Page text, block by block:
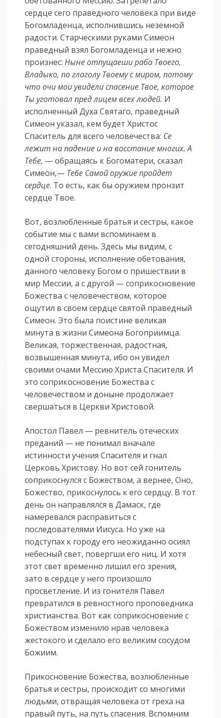
сердце сего праведного человека при виде
Богомладенца, исполнившись неземной
радости. Старческими руками Симеон
праведный взял Богомладенца и нежно
произнес:Ныне отпущаеши раба Твоего,
Владыко, по глаголу Твоему с миром, потому
что очи мои увидели спасение Твое, которое
Ты уготовал пред лицем всех людей. И
исполненный Духа Святаго, праведный
Симеон указал, кем будет Христос
Спаситель для всего человечества: Се
лежит на падение и на восстание многих. А
Тебе, — обращаясь к Богоматери, сказал
Симеон,— Тебе Самой оружие пройдет
сердце. То есть, как бы оружием пронзит
сердце Твое.
Вот, возлюбленные братья и сестры, какое
событие мы с вами вспоминаем в
сегодняшний день. Здесь мы видим, с
одной стороны, исполнение обетования,
данного человеку Богом о пришествии в
мир Мессии, а с другой — соприкосновение
Божества с человечеством, которое
ощутил в своем сердце святой праведный
Симеон. Это была поистине великая
минута в жизни Симеона Богоприимца.
Великая, торжественная, радостная,
возвышенная минута, ибо он увидел
своими очами Мессию Христа Спасителя. И
это соприкосновение Божества с
человечеством и доныне продолжает
свершаться в Церкви Христовой.
Апостол Павел — ревнитель отеческих
преданий — не понимал вначале
истинности учения Спасителя и гнал
Церковь Христову. Но вот сей гонитель
соприкоснулся с Божеством, а вернее, Оно,
Божество, прикоснулось к его сердцу. В тот
день он направлялся в Дамаск, где
намеревался расправиться с
последователями Иисуса. Но уже на
подступах к городу его неожиданно осиял
небесный свет, повергши его ниц. И хотя
этот свет временно лишил его зрения,
зато в сердце у него произошло
просветление. И из гонителя Павел
превратился в ревностного проповедника
христианства. Вот как соприкосновение с
Божеством изменило нрав человека
жестокого и сделало его великим сосудом
Божиим.
Прикосновение Божества, возлюбленные
братья и сестры, происходит со многими
людьми, отвращая человека от греха на
правый путь, на путь спасения. Вспомним